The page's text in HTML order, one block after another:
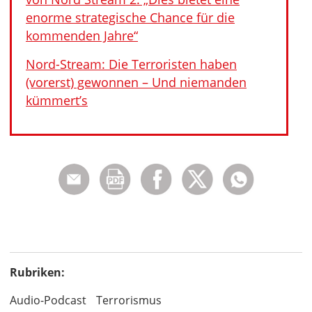
enorme strategische Chance für die
kommenden Jahre“
Nord-Stream: Die Terroristen haben
(vorerst) gewonnen – Und niemanden
kümmert’s
Rubriken:
Audio-Podcast
Terrorismus